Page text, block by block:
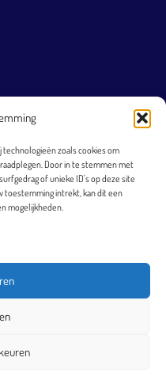
zoals cookies om
Door in te stemmen met
of unieke ID's op deze site
toestemming intrekt, kan dit een
mogelijkheden.